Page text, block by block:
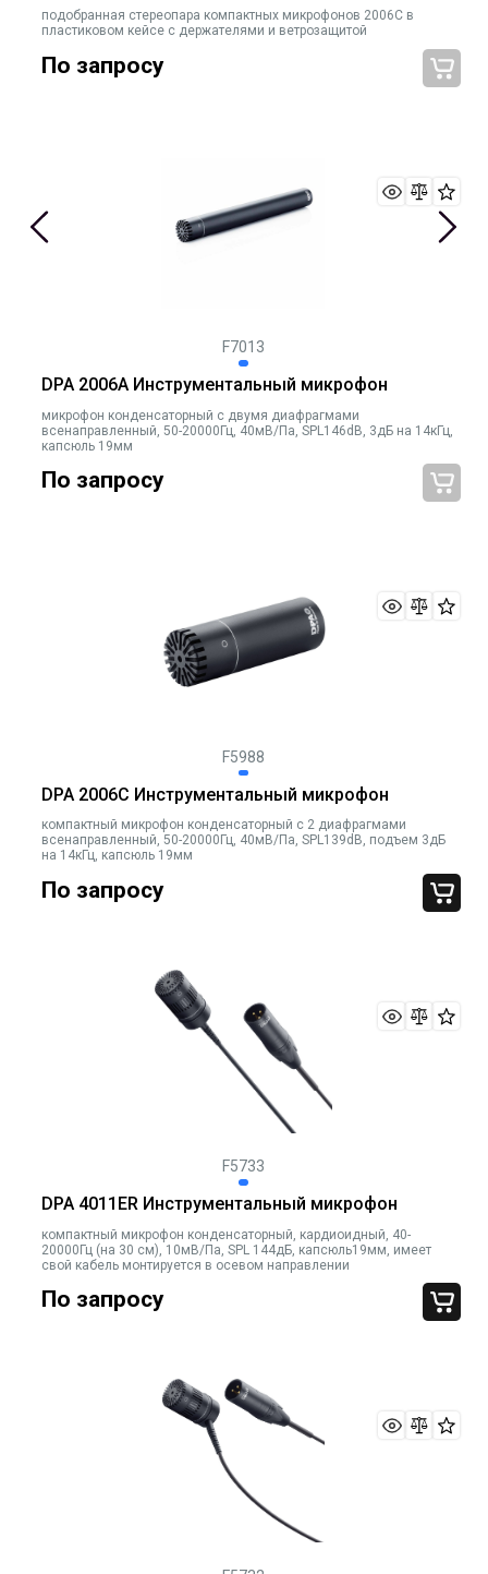
подобранная стереопара компактных микрофонов 2006C в
пластиковом кейсе c держателями и ветрозащитой
По запросу
F7013
DPA 2006A Инструментальный микрофон
микрофон конденсаторный с двумя диафрагмами
всенаправленный, 50-20000Гц, 40мВ/Па, SPL146dB, 3дБ на 14кГц,
капсюль 19мм
По запросу
F5988
DPA 2006C Инструментальный микрофон
компактный микрофон конденсаторный с 2 диафрагмами
всенаправленный, 50-20000Гц, 40мВ/Па, SPL139dB, подъем 3дБ
на 14кГц, капсюль 19мм
По запросу
F5733
DPA 4011ER Инструментальный микрофон
компактный микрофон конденсаторный, кардиоидный, 40-
20000Гц (на 30 см), 10мВ/Па, SPL 144дБ, капсюль19мм, имеет
свой кабель монтируется в осевом направлении
По запросу